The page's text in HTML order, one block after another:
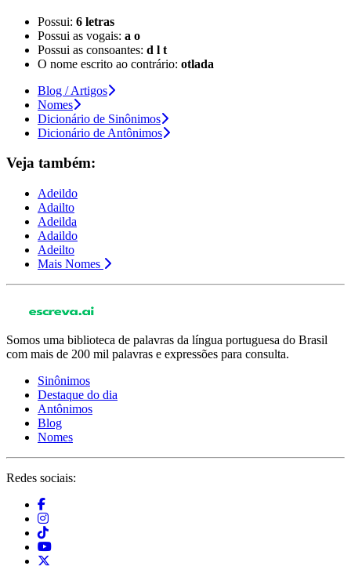
Possui: 6 letras
Possui as vogais: a o
Possui as consoantes: d l t
O nome escrito ao contrário: otlada
Blog / Artigos
Nomes
Dicionário de Sinônimos
Dicionário de Antônimos
Veja também:
Adeildo
Adailto
Adeilda
Adaildo
Adeilto
Mais Nomes
Somos uma biblioteca de palavras da língua portuguesa do Brasil
com mais de 200 mil palavras e expressões para consulta.
Sinônimos
Destaque do dia
Antônimos
Blog
Nomes
Redes sociais: